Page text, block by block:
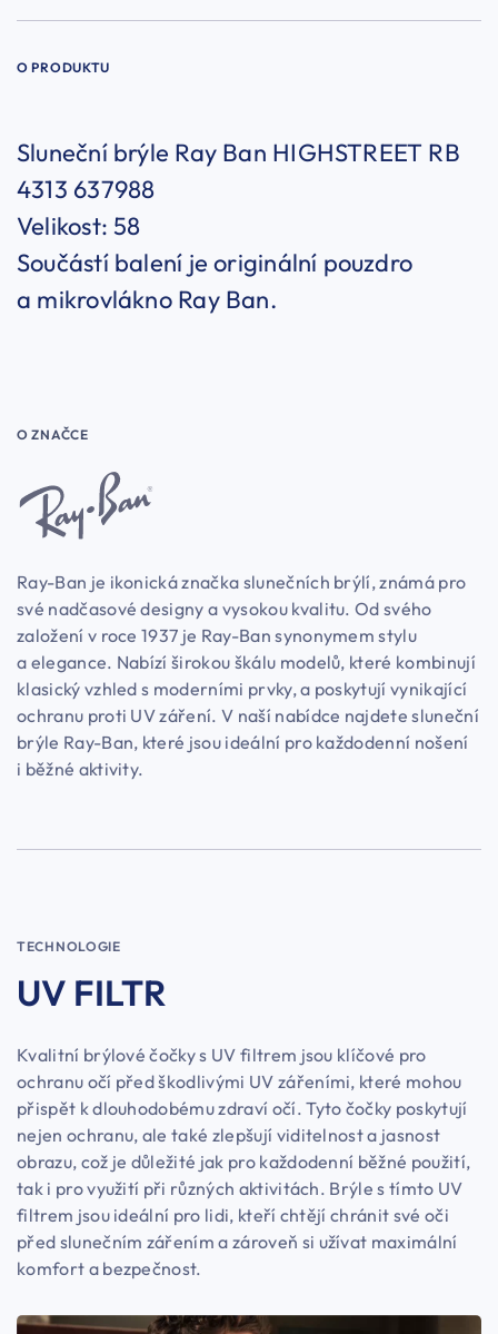
O PRODUKTU
Sluneční brýle Ray Ban HIGHSTREET RB
4313 637988
Velikost: 58
Součástí balení je originální pouzdro
a mikrovlákno Ray Ban.
O ZNAČCE
Ray-Ban je ikonická značka slunečních brýlí, známá pro
své nadčasové designy a vysokou kvalitu. Od svého
založení v roce 1937 je Ray-Ban synonymem stylu
a elegance. Nabízí širokou škálu modelů, které kombinují
klasický vzhled s moderními prvky, a poskytují vynikající
ochranu proti UV záření. V naší nabídce najdete sluneční
brýle Ray-Ban, které jsou ideální pro každodenní nošení
i běžné aktivity.
TECHNOLOGIE
UV FILTR
Kvalitní brýlové čočky s UV filtrem jsou klíčové pro
ochranu očí před škodlivými UV zářeními, které mohou
přispět k dlouhodobému zdraví očí. Tyto čočky poskytují
nejen ochranu, ale také zlepšují viditelnost a jasnost
obrazu, což je důležité jak pro každodenní běžné použití,
tak i pro využití při různých aktivitách. Brýle s tímto UV
filtrem jsou ideální pro lidi, kteří chtějí chránit své oči
před slunečním zářením a zároveň si užívat maximální
komfort a bezpečnost.